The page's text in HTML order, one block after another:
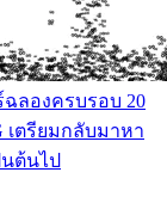
ลองครบรอบ 20
เตรียมกลับมาหา
ต้นไป